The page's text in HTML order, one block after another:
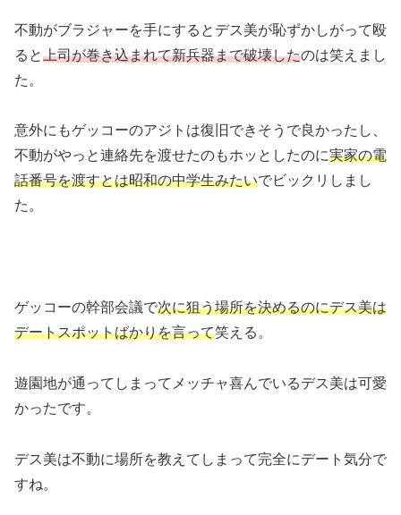
不動がブラジャーを手にするとデス美が恥ずかしがって殴
ると上司が巻き込まれて新兵器まで破壊したのは笑えまし
た。
意外にもゲッコーのアジトは復旧できそうで良かったし、
不動がやっと連絡先を渡せたのもホッとしたのに実家の電
話番号を渡すとは昭和の中学生みたいでビックリしまし
た。
ゲッコーの幹部会議で次に狙う場所を決めるのにデス美は
デートスポットばかりを言って笑える。
遊園地が通ってしまってメッチャ喜んでいるデス美は可愛
かったです。
デス美は不動に場所を教えてしまって完全にデート気分で
すね。